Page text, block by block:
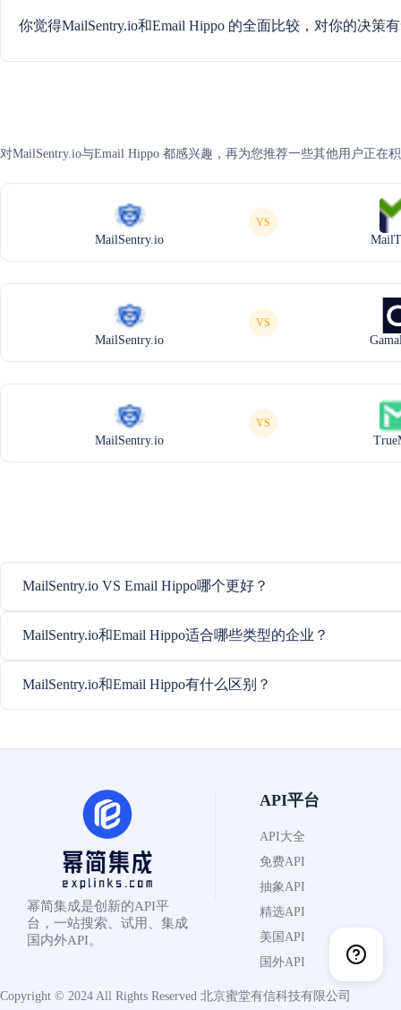
你觉得MailSentry.io和Email Hippo 的全面比较，对你的决策
对MailSentry.io与Email Hippo 都感兴趣，再为您推荐一些其他用户正在
MailSentry.io
VS
MailSentry.io
VS
MailSentry.io
VS
MailSentry.io VS Email Hippo哪个更好？
MailSentry.io和Email Hippo适合哪些类型的企业？
MailSentry.io和Email Hippo有什么区别？
幂简集成是创新的API平
台，一站搜索、试用、集成
国内外API。
API平台
API大全
免费API
抽象API
精选API
美国API
国外API
Copyright © 2024 All Rights Reserved 北京蜜堂有信科技有限公司